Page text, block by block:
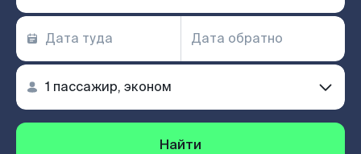
Найти